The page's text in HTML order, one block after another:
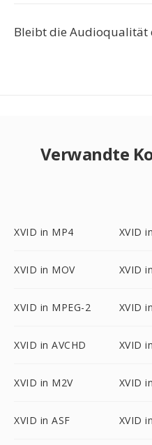
Bleibt die Audioqualität
Verwandte
XVID in MP4 XVID
XVID in MOV XVID
XVID in MPEG-2 XVID
XVID in AVCHD XVID
XVID in M2V XVID
XVID in ASF XVID